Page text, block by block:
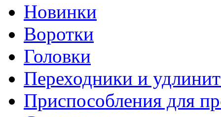
Новинки
Воротки
Головки
Переходники и
Приспособления для